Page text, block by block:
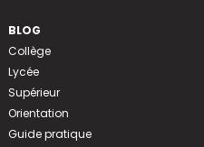
BLOG
Collège
Lycée
Supérieur
Orientation
Guide pratique